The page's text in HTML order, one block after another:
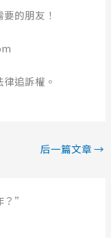
的朋友！
追訴權。
后一篇文章→
”